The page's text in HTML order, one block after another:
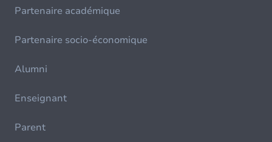
Partenaire académique
Partenaire socio-économique
Alumni
Enseignant
Parent